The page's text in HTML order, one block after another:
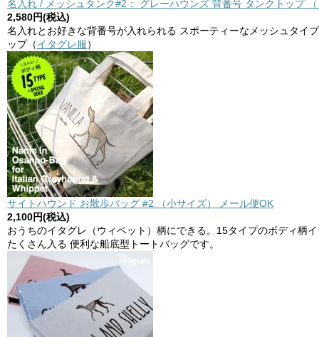
名入れ / メッシュタンク#2： グレーハウンズ 背番号 タンクトップ
2,580円(税込)
名入れとお好きな背番号が入れられる スポーティーなメッシュタイ
ップ（イタグレ服）
サイトハウンド お散歩バッグ #2 （小サイズ） メール便OK
2,100円(税込)
おうちのイタグレ（ウィペット）柄にできる。15タイプのボディ柄
たくさん入る 便利な船底型トートバッグです。